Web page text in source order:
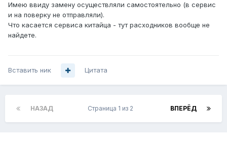
Имею ввиду замену осуществляли самостоятельно (в сервис
и на поверку не отправляли).
Что касается сервиса китайца - тут расходников вообще не
найдете.
Вставить ник Цитата
НАЗАД ВПЕРЁД
Страница 1 из 2